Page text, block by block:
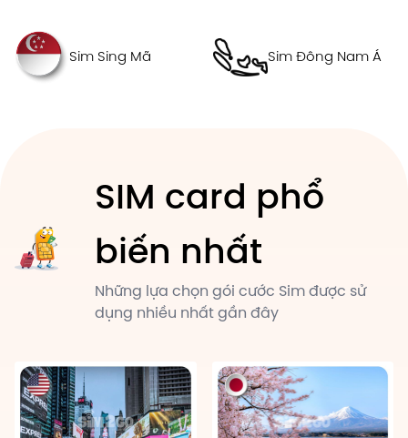
Sim Sing Mã Sim Đông Nam Á
SIM card phổ
biến nhất
Những lựa chọn gói cước Sim được sử
dụng nhiều nhất gần đây